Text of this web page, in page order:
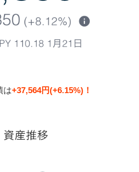
は+37,564円(+6.15%)！